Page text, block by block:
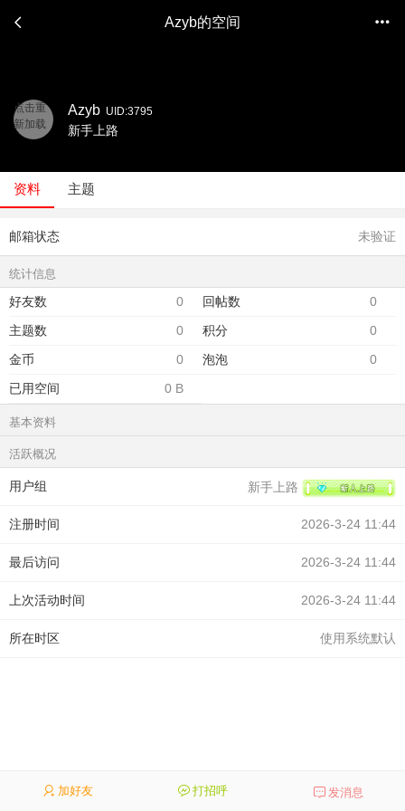
Azyb的空间
点击重
新加载
Azyb UID:3795
新手上路
资料 主题
邮箱状态 未验证
统计信息
好友数 0 回帖数
0
主题数
0 积分
0
金币
0 泡泡
0
已用空间
0 B
基本资料
活跃概况
用户组 新手上路
注册时间 2026-3-24 11:44
最后访问 2026-3-24 11:44
上次活动时间 2026-3-24 11:44
所在时区 使用系统默认
加好友 打招呼 发消息